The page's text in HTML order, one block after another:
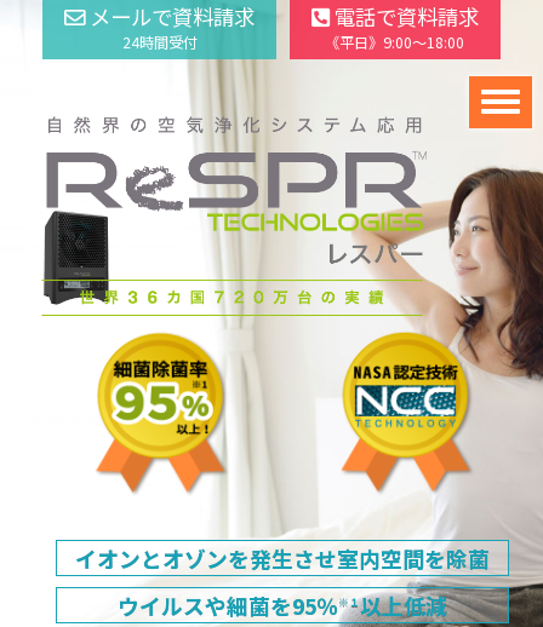
メールで資料請求
24時間受付
電話で資料請求
《平日》9:00～18:00
イオンとオゾンを発生させ室内空間を除菌
ウイルスや細菌を95％※１以上低減